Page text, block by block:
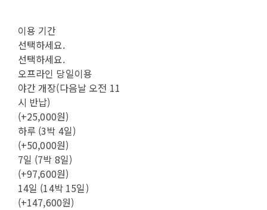
이용 기간
선택하세요.
선택하세요.
오프라인 당일이용
야간 개장(다음날 오전 11
시 반납)
(+25,000원)
하루 (3박 4일)
(+50,000원)
7일 (7박 8일)
(+97,600원)
14일 (14박 15일)
(+147,600원)